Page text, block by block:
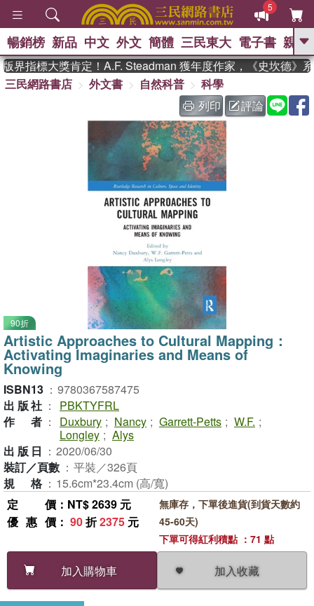
5
GO
熱搜： 東野圭吾 、
、 如果歷史是一群喵 、 暑期
國際布克獎 臺灣漫遊錄 、 方
念華 、 台灣的李登輝時代
孩：黎曼猜想 、 偉大的迷走神經
暢銷榜 新品 中文 外文 簡體 三民東大 電子書 親子
界指標大獎肯定！A.F. Steadman 獲年度作家，《史坎德》系
三民網路書店
外文書 自然科普
科學
列印
評論
90折
Artistic Approaches to Cultural Mapping：
Activating Imaginaries and Means of
Knowing
ISBN13 ： 9780367587475
出版社 ：
PBKTYFRL
作者 ： Duxbury ; Nancy ; Garrett-Petts ; W.F. ;
Longley ; Alys
出版日 ： 2020/06/30
裝訂／頁數 ： 平裝／326頁
規格 ： 15.6cm*23.4cm (高/寬)
定價 ：NT$ 2639 元
優惠價 ： 90折2375 元
加入購物車 加入收藏
無庫存，下單後進貨(到貨天數約
45-60天)
下單可得紅利積點 ：71 點